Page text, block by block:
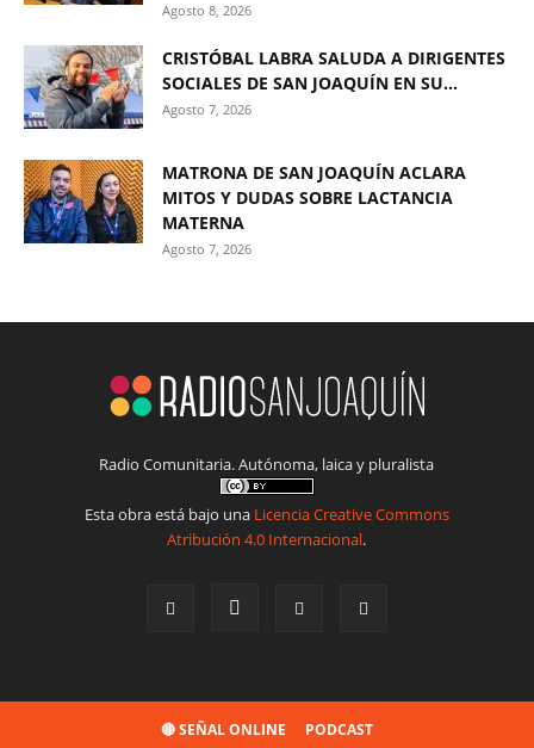
Agosto 8, 2026
CRISTÓBAL LABRA SALUDA A DIRIGENTES
SOCIALES DE SAN JOAQUÍN EN SU...
Agosto 7, 2026
MATRONA DE SAN JOAQUÍN ACLARA
MITOS Y DUDAS SOBRE LACTANCIA
MATERNA
Agosto 7, 2026
Radio Comunitaria. Autónoma, laica y pluralista
Esta obra está bajo una Licencia Creative Commons
Atribución 4.0 Internacional.
🔴 SEÑAL ONLINE PODCAST